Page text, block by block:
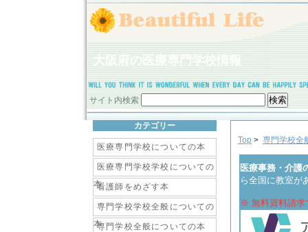
大阪府の医療専門学校情報
サイト内検索
Top > 専門学校全
医療事務・介護
ら全国に教室が
※ 無料資料請求
カテゴリー
医療専門学校についての本
医療専門学校学校についての
本看護師をめざす本
専門学校学校全般についての
本専門学校全般についての本